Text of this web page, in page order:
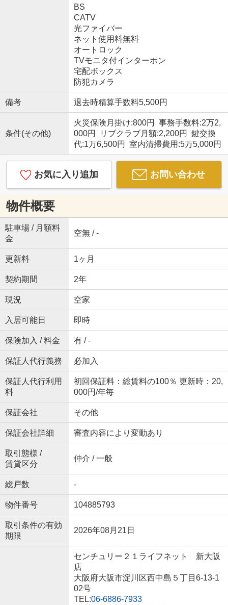
BS
CATV
光ファイバー
ネット使用料無料
オートロック
TVモニタ付インターホン
宅配ボックス
防犯カメラ
備考 退去時精算手数料5,500円
条件(その他)
火災保険月掛け:800円 事務手数料:2万2,
000円 リブクラブ月額:2,200円 鍵交換
代:1万6,500円 室内清掃費用:5万5,000円
お気に入り追加 お問い合わせ
物件概要
駐車場 / 月額料
金
空無 / -
更新料 1ヶ月
契約期間 2年
現況 空家
入居可能日 即時
保険加入 / 料金 有 / -
保証人代行義務 必加入
保証人代行利用
料
初回保証料：総賃料の100％ 更新時：20,
000円/年毎
保証会社 その他
保証会社詳細 審査内容により変動あり
取引態様 /
賃貸区分
仲介 / 一般
総戸数 -
物件番号 104885793
取引条件の有効
期限
2026年08月21日
センチュリー２１ライフネット 新大阪
店
大阪府大阪市淀川区西中島５丁目6-13-1
02号
TEL:06-6886-7933